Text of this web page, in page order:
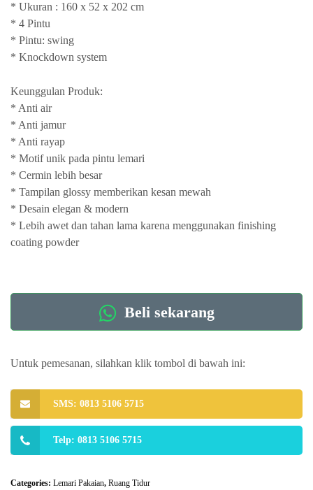
* Ukuran : 160 x 52 x 202 cm
* 4 Pintu
* Pintu: swing
* Knockdown system
Keunggulan Produk:
* Anti air
* Anti jamur
* Anti rayap
* Motif unik pada pintu lemari
* Cermin lebih besar
* Tampilan glossy memberikan kesan mewah
* Desain elegan & modern
* Lebih awet dan tahan lama karena menggunakan finishing
coating powder
Beli sekarang
Untuk pemesanan, silahkan klik tombol di bawah ini:
SMS: 0813 5106 5715
Telp: 0813 5106 5715
Categories: Lemari Pakaian, Ruang Tidur